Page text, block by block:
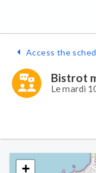
Access the
Bistrot
Le mardi
+